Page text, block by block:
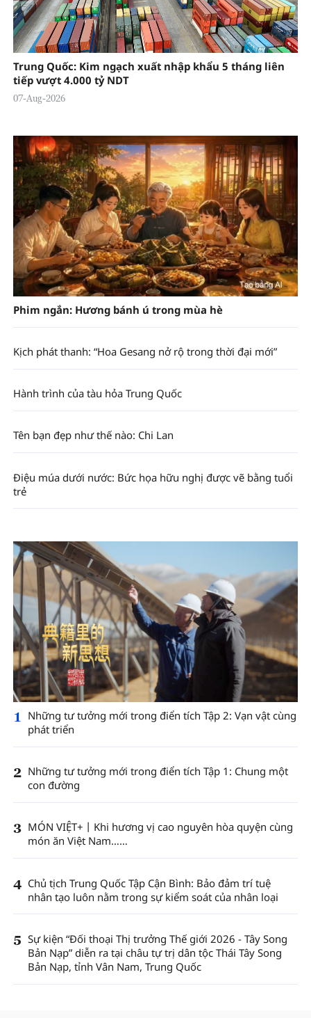
Trung Quốc: Kim ngạch xuất nhập khẩu 5 tháng liên
tiếp vượt 4.000 tỷ NDT
07-Aug-2026
Phim ngắn: Hương bánh ú trong mùa hè
Kịch phát thanh: “Hoa Gesang nở rộ trong thời đại mới”
Hành trình của tàu hỏa Trung Quốc
Tên bạn đẹp như thế nào: Chi Lan
Điệu múa dưới nước: Bức họa hữu nghị được vẽ bằng tuổi
trẻ
1
Những tư tưởng mới trong điển tích Tập 2: Vạn vật cùng
phát triển
2 Những tư tưởng mới trong điển tích Tập 1: Chung một
con đường
3 MÓN VIỆT+丨Khi hương vị cao nguyên hòa quyện cùng
món ăn Việt Nam……
4 Chủ tịch Trung Quốc Tập Cận Bình: Bảo đảm trí tuệ
nhân tạo luôn nằm trong sự kiểm soát của nhân loại
5 Sự kiện “Đối thoại Thị trưởng Thế giới 2026 - Tây Song
Bản Nạp” diễn ra tại châu tự trị dân tộc Thái Tây Song
Bản Nạp, tỉnh Vân Nam, Trung Quốc